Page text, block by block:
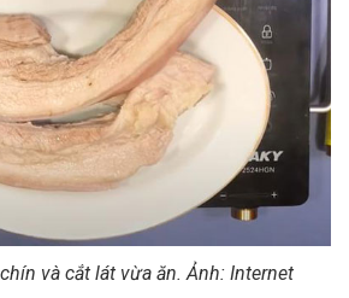
và cắt lát vừa ăn. Ảnh: Internet